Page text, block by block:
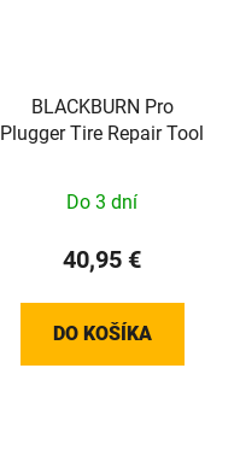
BLACKBURN Pro
Plugger Tire Repair Tool
Do 3 dní
40,95 €
DO KOŠÍKA